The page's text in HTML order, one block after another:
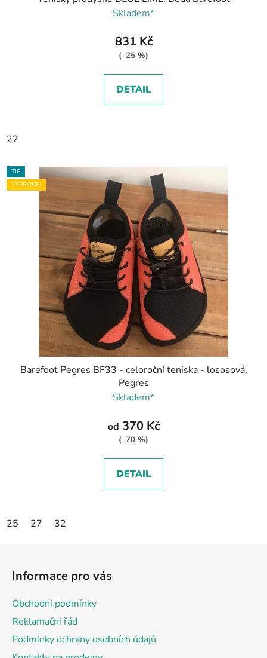
Skladem*
831 Kč
(–25 %)
DETAIL
22
TIP
VÝPRODEJ
Barefoot Pegres BF33 - celoroční teniska - lososová,
Pegres
Skladem*
od 370 Kč
(–70 %)
DETAIL
25 27 32
Informace pro vás
Obchodní podmínky
Reklamační řád
Podmínky ochrany osobních údajů